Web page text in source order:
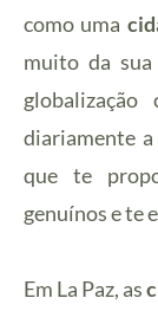
como uma
muito da
diariamente
que te
genuínos e te
Em La Paz, as